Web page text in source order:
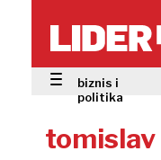
biznis i
politika
tomislav